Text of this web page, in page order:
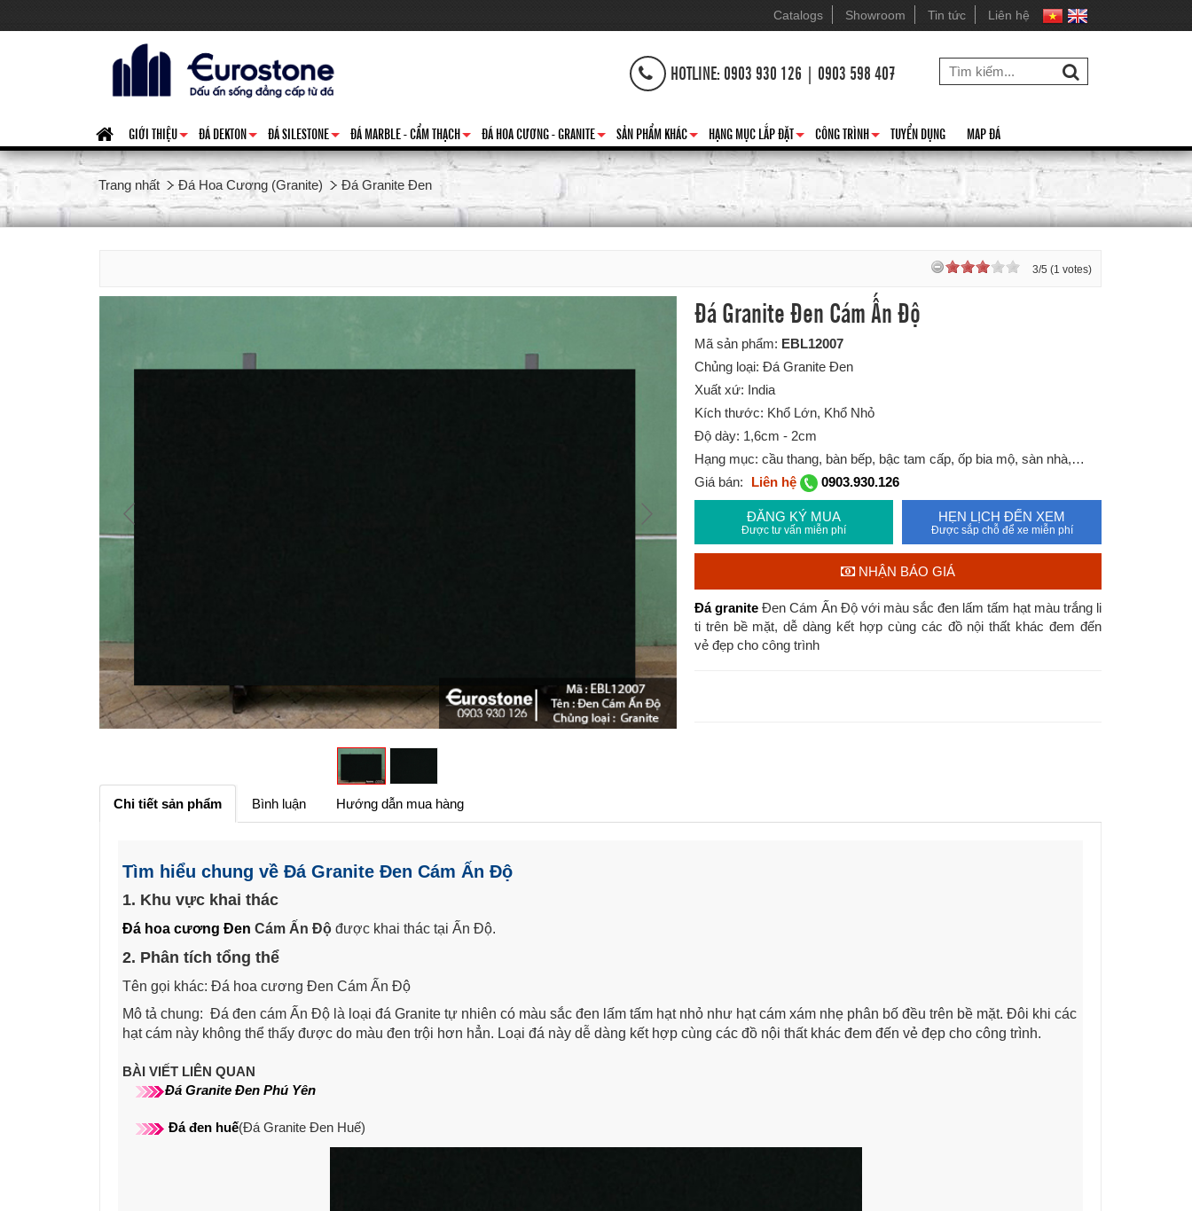
Catalogs Showroom Tin tức Liên hệ
HOTLINE: 0903 930 126 | 0903 598 407
+
GIỚI THIỆU
+
ĐÁ DEKTON
+
ĐÁ SILESTONE
+
ĐÁ MARBLE - CẨM THẠCH
+
ĐÁ HOA CƯƠNG - GRANITE
+
SẢN PHẨM KHÁC
+
HẠNG MỤC LẮP ĐẶT
+
CÔNG TRÌNH TUYỂN DỤNG MAP ĐÁ
Trang nhất Đá Hoa Cương (Granite) Đá Granite Đen
3/5 (1 votes)
Đá Granite Đen Cám Ấn Độ
Mã sản phẩm: EBL12007
Chủng loại: Đá Granite Đen
Xuất xứ: India
Kích thước: Khổ Lớn, Khổ Nhỏ
Độ dày: 1,6cm - 2cm
Hạng mục: cầu thang, bàn bếp, bậc tam cấp, ốp bia mộ, sàn nhà,…
Giá bán:
Liên hệ 0903.930.126
ĐĂNG KÝ MUA
Được tư vấn miễn phí
HẸN LỊCH ĐẾN XEM
Được sắp chỗ để xe miễn phí
NHẬN BÁO GIÁ
Đá graniteĐen Cám Ấn Độ với màu sắc đen lấm tấm hạt màu trắng li
ti trên bề mặt, dễ dàng kết hợp cùng các đồ nội thất khác đem đến
vẻ đẹp cho công trình
Chi tiết sản phẩm Bình luận Hướng dẫn mua hàng
Tìm hiểu chung về Đá Granite Đen Cám Ấn Độ
1. Khu vực khai thác
Đá hoa cương Đen Cám Ấn Độ được khai thác tại Ấn Độ.
2. Phân tích tổng thể
Tên gọi khác: Đá hoa cương Đen Cám Ấn Độ
Mô tả chung: Đá đen cám Ấn Độ là loại đá Granite tự nhiên có màu sắc đen lấm tấm hạt nhỏ như hạt cám xám nhẹ phân bố đều trên bề mặt. Đôi khi các
hạt cám này không thể thấy được do màu đen trội hơn hẳn. Loại đá này dễ dàng kết hợp cùng các đồ nội thất khác đem đến vẻ đẹp cho công trình.
BÀI VIẾT LIÊN QUAN
Đá Granite Đen Phú Yên
Đá đen huế(Đá Granite Đen Huế)